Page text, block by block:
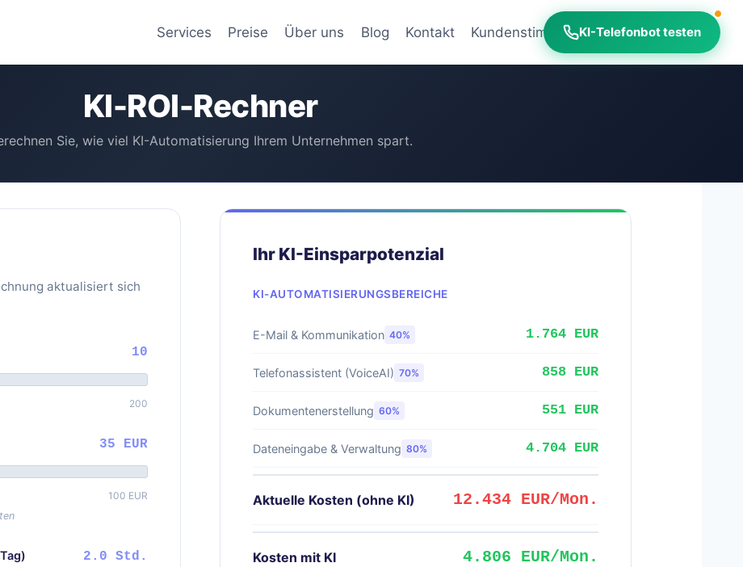
Services Preise Über uns Blog Kontakt Kundenstimmen KI-ROI-Rechner
KI-ROI-Rechner
Sie, wie viel KI-Automatisierung Ihrem Unternehmen spart.
aktualisiert sich
10
200
35 EUR
100 EUR
2.0 Std.
Ihr KI-Einsparpotenzial
KI-AUTOMATISIERUNGSBEREICHE
E-Mail & Kommunikation 40% 1.764 EUR
Telefonassistent (VoiceAI) 70% 858 EUR
Dokumentenerstellung 60% 551 EUR
Dateneingabe & Verwaltung 80% 4.704 EUR
Aktuelle Kosten (ohne KI) 12.434 EUR/Mon.
Kosten mit KI 4.806 EUR/Mon.
KI-Telefonbot testen